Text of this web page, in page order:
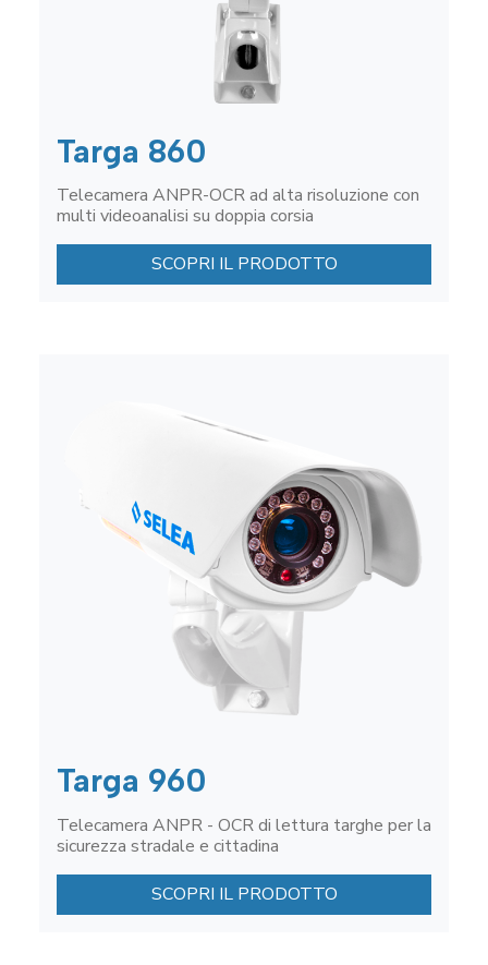
Targa 860
Telecamera ANPR-OCR ad alta risoluzione con
multi videoanalisi su doppia corsia
SCOPRI IL PRODOTTO
Targa 960
Telecamera ANPR - OCR di lettura targhe per la
sicurezza stradale e cittadina
SCOPRI IL PRODOTTO